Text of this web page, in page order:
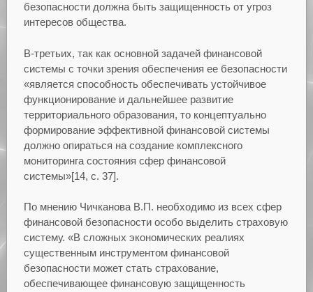
безопасности должна быть защищенность от угроз
интересов общества.
В-третьих, так как основной задачей финансовой
системы с точки зрения обеспечения ее безопасности
«является способность обеспечивать устойчивое
функционирование и дальнейшее развитие
территориального образования, то концептуально
формирование эффективной финансовой системы
должно опираться на создание комплексного
мониторинга состояния сфер финансовой
системы»[14, с. 37].
По мнению Чичканова В.П. необходимо из всех сфер
финансовой безопасности особо выделить страховую
систему. «В сложных экономических реалиях
существенным инструментом финансовой
безопасности может стать страхование,
обеспечивающее финансовую защищенность